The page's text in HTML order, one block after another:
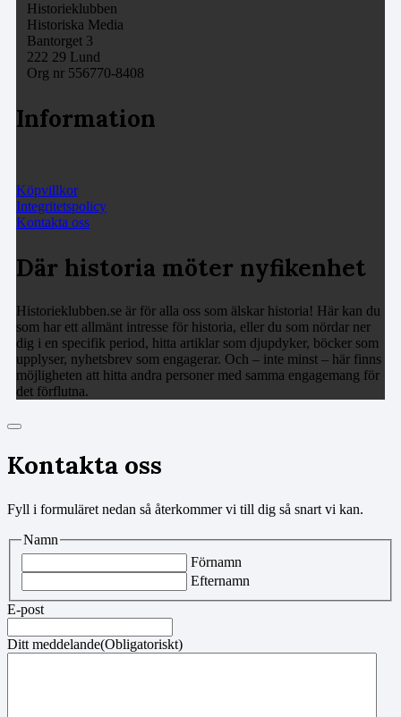
Historieklubben
Historiska Media
Bantorget 3
222 29 Lund
Org nr 556770-8408
Information
Köpvillkor
Integritetspolicy
Kontakta oss
Där historia möter nyfikenhet
Historieklubben.se är för alla oss som älskar historia! Här kan du
som har ett allmänt intresse för historia, eller du som nördar ner
dig i en specifik period, hitta artiklar som djupdyker, böcker som
upplyser, nyhetsbrev som engagerar. Och – inte minst – här finns
möjligheten att hitta andra personer med samma engagemang för
det förflutna.
Kontakta oss
Fyll i formuläret nedan så återkommer vi till dig så snart vi kan.
Namn
Förnamn
Efternamn
E-post
Ditt meddelande(Obligatoriskt)